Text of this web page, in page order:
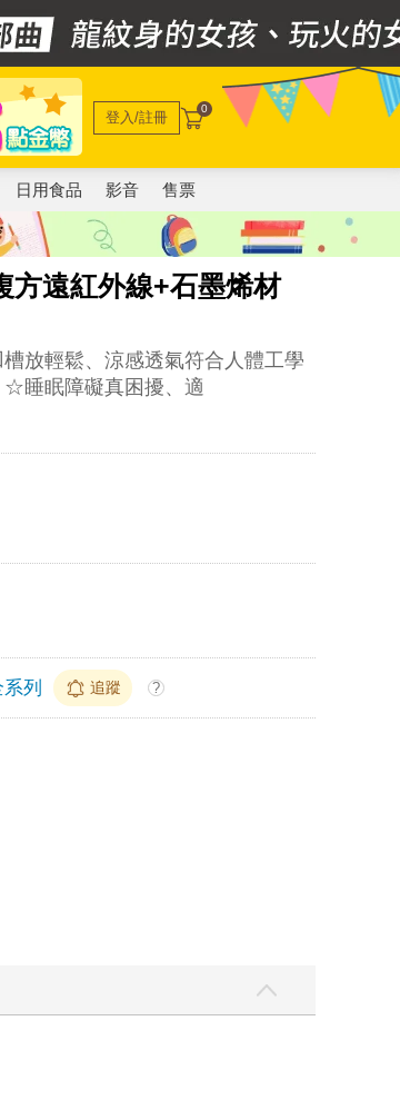
登入/註冊 0
日用食品 影音 售票
方遠紅外線+石墨烯材
放輕鬆、涼感透氣符合人體工學
睡眠障礙真困擾、適
列 追蹤 ?